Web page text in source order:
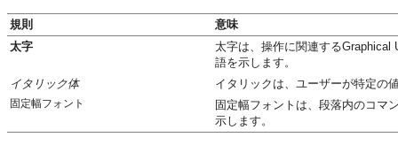
規則
意味
太字
太字は、操作に関連するGraphical
語を示します。
イタリック体
イタリックは、ユーザーが特定の
固定幅フォント
固定幅フォントは、段落内のコマ
示します。